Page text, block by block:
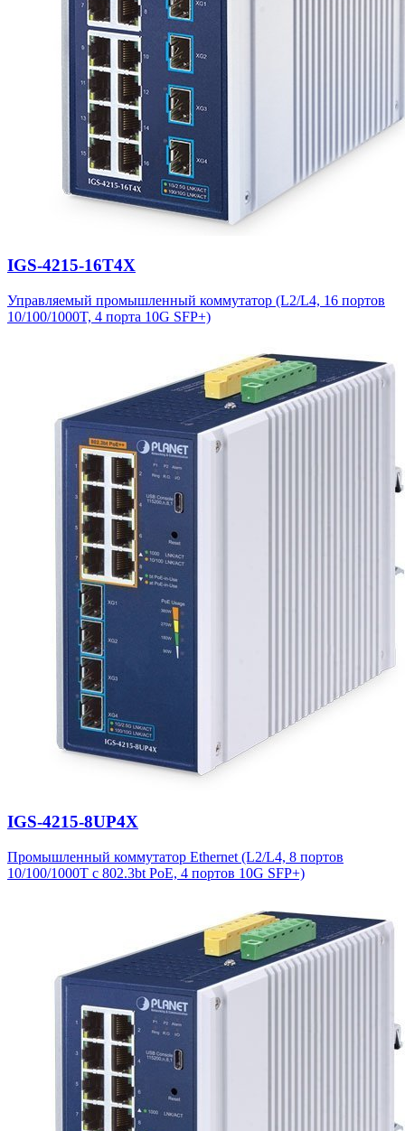
IGS-4215-16T4X
Управляемый промышленный коммутатор (L2/L4, 16 портов
10/100/1000T, 4 порта 10G SFP+)
IGS-4215-8UP4X
Промышленный коммутатор Ethernet (L2/L4, 8 портов
10/100/1000T с 802.3bt PoE, 4 портов 10G SFP+)